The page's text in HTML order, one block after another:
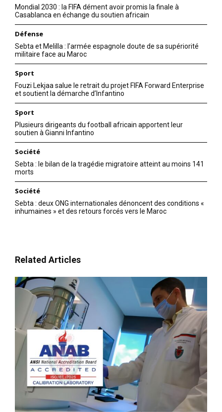
Mondial 2030 : la FIFA dément avoir promis la finale à
Casablanca en échange du soutien africain
Défense
Sebta et Melilla : l’armée espagnole doute de sa supériorité
militaire face au Maroc
Sport
Fouzi Lekjaa salue le retrait du projet FIFA Forward Enterprise
et soutient la démarche d’Infantino
Sport
Plusieurs dirigeants du football africain apportent leur
soutien à Gianni Infantino
Société
Sebta : le bilan de la tragédie migratoire atteint au moins 141
morts
Société
Sebta : deux ONG internationales dénoncent des conditions «
inhumaines » et des retours forcés vers le Maroc
Related Articles